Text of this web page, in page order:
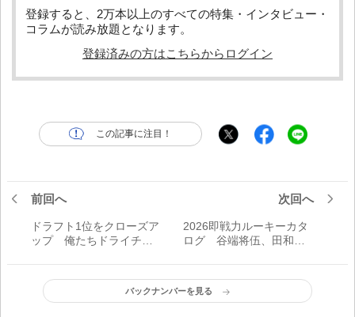
登録すると、2万本以上のすべての特集・インタビュー・
コラムが読み放題となります。
登録済みの方はこちらからログイン
この記事に注目！
前回へ
ドラフト1位をクローズア
ップ 俺たちドライチの
次回へ
2026即戦力ルーキーカタ
ログ 谷端将伍、田和廉
ーグ編】
バックナンバーを見る